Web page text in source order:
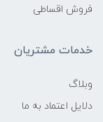
فروش اقساطی
خدمات مشتریان
وبلاگ
دلایل اعتماد به ما